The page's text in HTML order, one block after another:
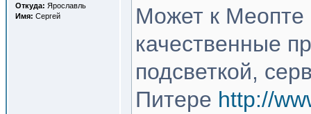
Откуда: Ярославль
Имя: Сергей
Может к Меопте
качественные
подсветкой,
Питере http://